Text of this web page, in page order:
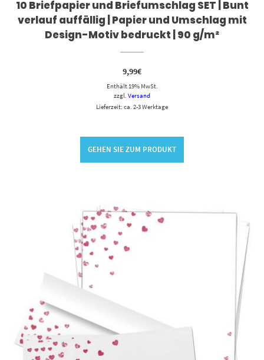
10 Briefpapier und Briefumschlag SET | Bunt
verlauf auffällig | Papier und Umschlag mit
Design-Motiv bedruckt | 90 g/m²
9,99€
Enthält 19% MwSt.
zzgl. Versand
Lieferzeit: ca. 2-3 Werktage
GEHEN SIE ZUM PRODUKT